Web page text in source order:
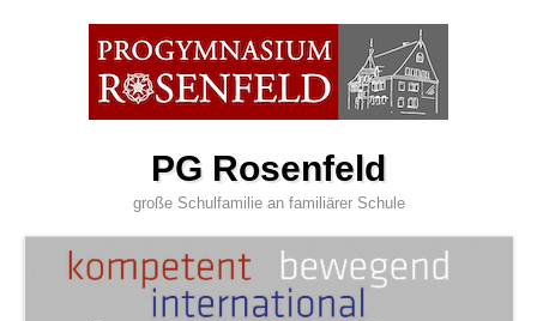
PG Rosenfeld
große Schulfamilie an familiärer Schule